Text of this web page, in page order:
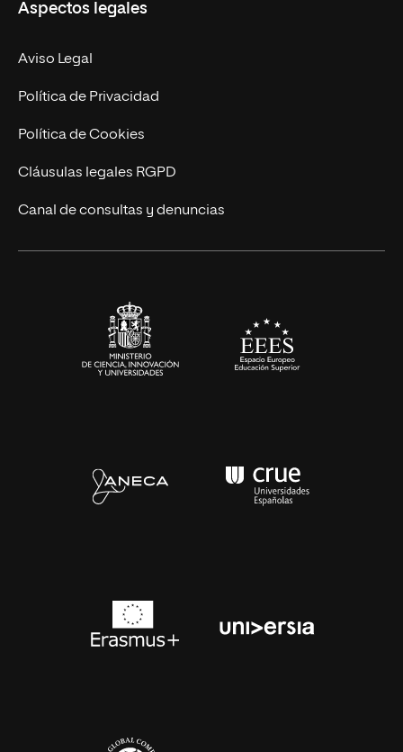
Doctorados
Experto Universitario
Postgrados
Cursos Universitarios
Facultades
Nuestro Equipo
Trabaja en UNIR
Actualidad
UNIR Revista
Eventos
Aspectos legales
Aviso Legal
Política de Privacidad
Política de Cookies
Cláusulas legales RGPD
Canal de consultas y denuncias